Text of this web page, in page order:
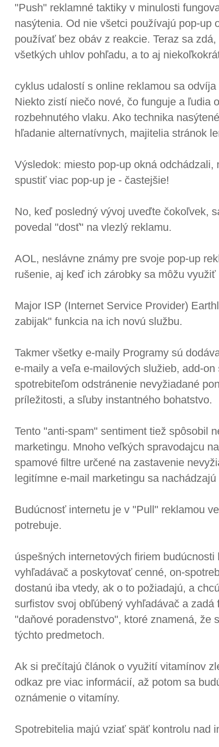
"Push" reklamné taktiky v minulosti
nasýtenia. Od nie všetci používajú pop-up
používať bez obáv z reakcie. Teraz sa
všetkých uhlov pohľadu, a to aj
cyklus udalostí s online reklamou sa
Niekto zistí niečo nové, čo funguje a ľudia
rozbehnutého vlaku. Ako technika
hľadanie alternatívnych, majitelia stránok
Výsledok: miesto pop-up okná
spustiť viac pop-up je - častejšie!
No, keď posledný vývoj uveďte čokoľvek,
povedal "dosť" na vlezlý reklamu.
AOL, neslávne známy pre svoje pop-up
rušenie, aj keď ich zárobky sa môžu
Major ISP (Internet Service Provider)
zabijak" funkcia na ich novú službu.
Takmer všetky e-maily Programy sú
e-maily a veľa e-mailových služieb, add-
spotrebiteľom odstránenie nevyžiadané
príležitosti, a sľuby instantného bohatstvo.
Tento "anti-spam" sentiment tiež spôsobil
marketingu. Mnoho veľkých spravodajcu
spamové filtre určené na zastavenie
legitímne e-mail marketingu sa
Budúcnosť internetu je v "Pull" reklamou
potrebuje.
úspešných internetových firiem
vyhľadávač a poskytovať cenné, on-
dostanú iba vtedy, ak o to požiadajú, a
surfistov svoj obľúbený vyhľadávač a zadá
"daňové poradenstvo", ktoré znamená, že
týchto predmetoch.
Ak si prečítajú článok o využití vitamínov
odkaz pre viac informácií, až potom sa
oznámenie o vitamíny.
Spotrebitelia majú vziať späť kontrolu nad